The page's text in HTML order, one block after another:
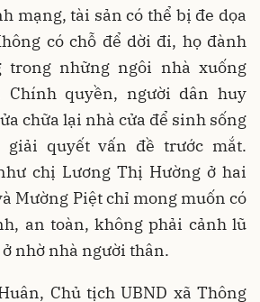
mạng, tài sản có thể bị đe dọa
có chỗ để dời đi, họ đành
trong những ngôi nhà xuống
Chính quyền, người dân huy
chữa lại nhà cửa để sinh sống
giải quyết vấn đề trước mắt.
chị Lương Thị Hường ở hai
Mường Piệt chỉ mong muốn có
an toàn, không phải cảnh lũ
nhờ nhà người thân.
Chủ tịch UBND xã Thông